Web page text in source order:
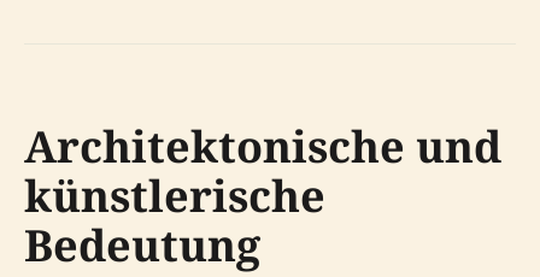
Architektonische und
künstlerische
Bedeutung